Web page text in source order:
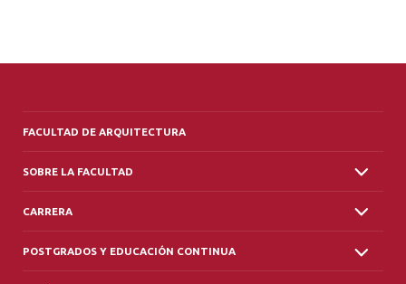
FACULTAD DE ARQUITECTURA
SOBRE LA FACULTAD
CARRERA
POSTGRADOS Y EDUCACIÓN CONTINUA